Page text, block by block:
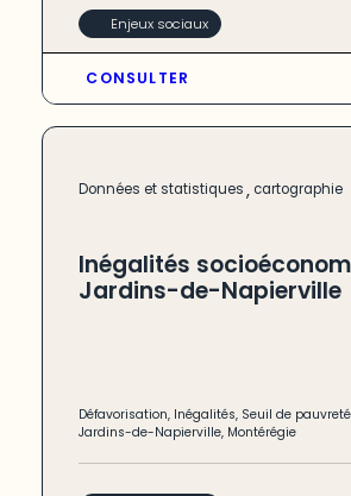
Enjeux sociaux
CONSULTER
Données et statistiques, cartographie
Inégalités
Jardins-de-Napierville
Défavorisation, Inégalités, Seuil de pauvreté
Jardins-de-Napierville, Montérégie